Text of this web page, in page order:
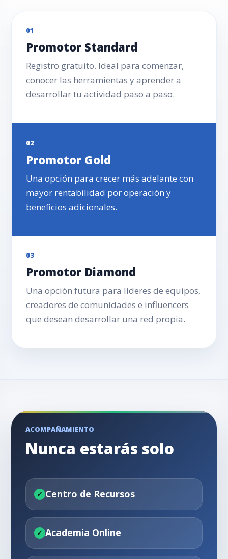
01
Promotor Standard
Registro gratuito. Ideal para comenzar,
conocer las herramientas y aprender a
desarrollar tu actividad paso a paso.
02
Promotor Gold
Una opción para crecer más adelante con
mayor rentabilidad por operación y
beneficios adicionales.
03
Promotor Diamond
Una opción futura para líderes de equipos,
creadores de comunidades e influencers
que desean desarrollar una red propia.
ACOMPAÑAMIENTO
Nunca estarás solo
Centro de Recursos
Academia Online